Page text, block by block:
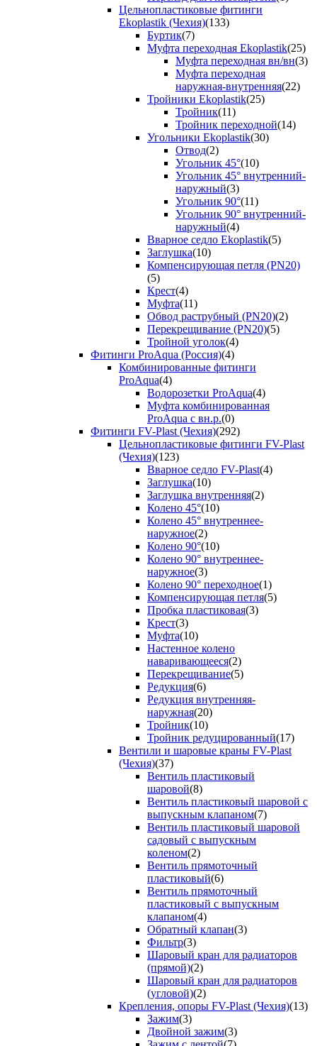
Цельнопластиковые фитинги
Ekoplastik (Чехия)(133)
Буртик(7)
Муфта переходная Ekoplastik(25)
Муфта переходная вн/вн(3)
Муфта переходная
наружная-внутренняя(22)
Тройники Ekoplastik(25)
Тройник(11)
Тройник переходной(14)
Угольники Ekoplastik(30)
Отвод(2)
Угольник 45°(10)
Угольник 45° внутренний-
наружный(3)
Угольник 90°(11)
Угольник 90° внутренний-
наружный(4)
Вварное седло Ekoplastik(5)
Заглушка(10)
Компенсирующая петля (PN20)
(5)
Крест(4)
Муфта(11)
Обвод раструбный (PN20)(2)
Перекрещивание (PN20)(5)
Тройной уголок(4)
Фитинги ProAqua (Россия)(4)
Комбинированные фитинги
ProAqua(4)
Водорозетки ProAqua(4)
Муфта комбинированная
ProAqua с вн.р.(0)
Фитинги FV-Plast (Чехия)(292)
Цельнопластиковые фитинги FV-Plast
(Чехия)(123)
Вварное седло FV-Plast(4)
Заглушка(10)
Заглушка внутренняя(2)
Колено 45°(10)
Колено 45° внутреннее-
наружное(2)
Колено 90°(10)
Колено 90° внутреннее-
наружное(3)
Колено 90° переходное(1)
Компенсирующая петля(5)
Пробка пластиковая(3)
Крест(3)
Муфта(10)
Настенное колено
наваривающееся(2)
Перекрещивание(5)
Редукция(6)
Редукция внутренняя-
наружная(20)
Тройник(10)
Тройник редуцированный(17)
Вентили и шаровые краны FV-Plast
(Чехия)(37)
Вентиль пластиковый
шаровой(8)
Вентиль пластиковый шаровой с
выпускным клапаном(7)
Вентиль пластиковый шаровой
садовый с выпускным
коленом(2)
Вентиль прямоточный
пластиковый(6)
Вентиль прямоточный
пластиковый с выпускным
клапаном(4)
Обратный клапан(3)
Фильтр(3)
Шаровый кран для радиаторов
(прямой)(2)
Шаровый кран для радиаторов
(угловой)(2)
Крепления, опоры FV-Plast (Чехия)(13)
Зажим(3)
Двойной зажим(3)